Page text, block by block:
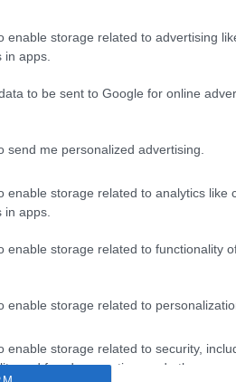
enable storage related to advertising
apps.
to be sent to Google for online
send me personalized advertising.
enable storage related to analytics like
apps.
enable storage related to functionality
enable storage related to
enable storage related to security,
and fraud prevention, and other user
PROMO SZAPPANOS MÓNIKA